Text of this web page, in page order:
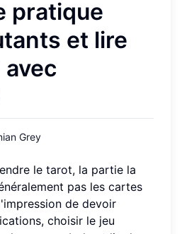
pratique
et lire
Grey
le tarot, la partie la
pas les cartes
de devoir
choisir le jeu